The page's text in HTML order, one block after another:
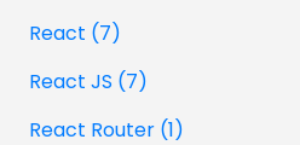
React (7)
React JS (7)
React Router (1)